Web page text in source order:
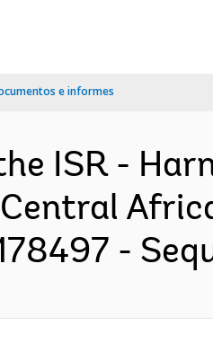
e informes
ISR -
-